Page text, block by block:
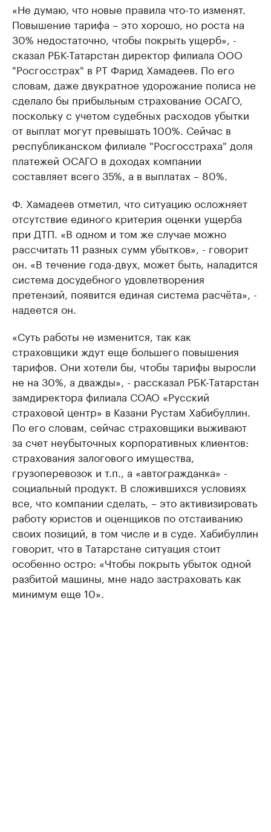
«Не думаю, что новые правила что-то изменят.
Повышение тарифа – это хорошо, но роста на
30% недостаточно, чтобы покрыть ущерб», -
сказал РБК-Татарстан директор филиала ООО
"Росгосстрах" в РТ Фарид Хамадеев. По его
словам, даже двукратное удорожание полиса не
сделало бы прибыльным страхование ОСАГО,
поскольку с учетом судебных расходов убытки
от выплат могут превышать 100%. Сейчас в
республиканском филиале "Росгосстраха" доля
платежей ОСАГО в доходах компании
составляет всего 35%, а в выплатах – 80%.
Ф. Хамадеев отметил, что ситуацию осложняет
отсутствие единого критерия оценки ущерба
при ДТП. «В одном и том же случае можно
рассчитать 11 разных сумм убытков», - говорит
он. «В течение года-двух, может быть, наладится
система досудебного удовлетворения
претензий, появится единая система расчёта», -
надеется он.
«Суть работы не изменится, так как
страховщики ждут еще большего повышения
тарифов. Они хотели бы, чтобы тарифы выросли
не на 30%, а дважды», - рассказал РБК-Татарстан
замдиректора филиала СОАО «Русский
страховой центр» в Казани Рустам Хабибуллин.
По его словам, сейчас страховщики выживают
за счет неубыточных корпоративных клиентов:
страхования залогового имущества,
грузоперевозок и т.п., а «автогражданка» -
социальный продукт. В сложившихся условиях
все, что компании сделать, – это активизировать
работу юристов и оценщиков по отстаиванию
своих позиций, в том числе и в суде. Хабибуллин
говорит, что в Татарстане ситуация стоит
особенно остро: «Чтобы покрыть убыток одной
разбитой машины, мне надо застраховать как
минимум еще 10».